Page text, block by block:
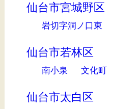
仙台市宮城野区
岩切字洞ノ口東
仙台市若林区
南小泉 文化町
仙台市太白区